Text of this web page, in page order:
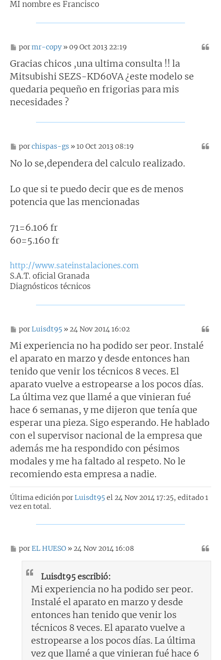
MI nombre es Francisco
M
n
a
j
e
pormr-copy » 09 Oct 2013 22:19
Gracias chicos ,una ultima consulta !! la
Mitsubishi SEZS-KD60VA ¿este modelo se
quedaria pequeño en frigorias para mis
necesidades ?
M
n
j
e
porchispas-gs » 10 Oct 2013 08:19
No lo se,dependera del calculo realizado.
Lo que si te puedo decir que es de menos
potencia que las mencionadas
71=6.106 fr
60=5.160 fr
http://www.sateinstalaciones.com
S.A.T. oficial Granada
Diagnósticos técnicos
M
n
a
j
e
porLuisdt95 » 24 Nov 2014 16:02
Mi experiencia no ha podido ser peor. Instalé
el aparato en marzo y desde entonces han
tenido que venir los técnicos 8 veces. El
aparato vuelve a estropearse a los pocos días.
La última vez que llamé a que vinieran fué
hace 6 semanas, y me dijeron que tenía que
esperar una pieza. Sigo esperando. He hablado
con el supervisor nacional de la empresa que
además me ha respondido con pésimos
modales y me ha faltado al respeto. No le
recomiendo esta empresa a nadie.
Última edición porLuisdt95 el 24 Nov 2014 17:25, editado 1
vez en total.
M
porEL HUESO » 24 Nov 2014 16:08
Luisdt95 escribió:
Mi experiencia no ha podido ser peor.
Instalé el aparato en marzo y desde
entonces han tenido que venir los
técnicos 8 veces. El aparato vuelve a
estropearse a los pocos días. La última
vez que llamé a que vinieran fué hace 6